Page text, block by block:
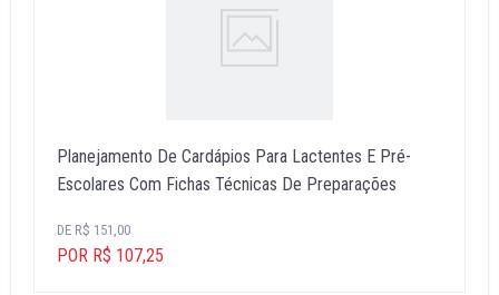
Planejamento De Cardápios Para Lactentes E Pré-
Escolares Com Fichas Técnicas De Preparações
DE R$ 151,00
POR R$ 107,25